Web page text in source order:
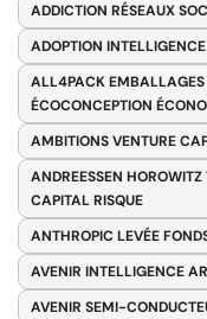
ADDICTION RÉSEAUX
ADOPTION
ALL4PACK EMBALLAGES
ÉCOCONCEPTION
AMBITIONS VENTURE
ANDREESSEN
CAPITAL RISQUE
ANTHROPIC LEVÉE
AVENIR INTELLIGENCE
AVENIR SEMI-